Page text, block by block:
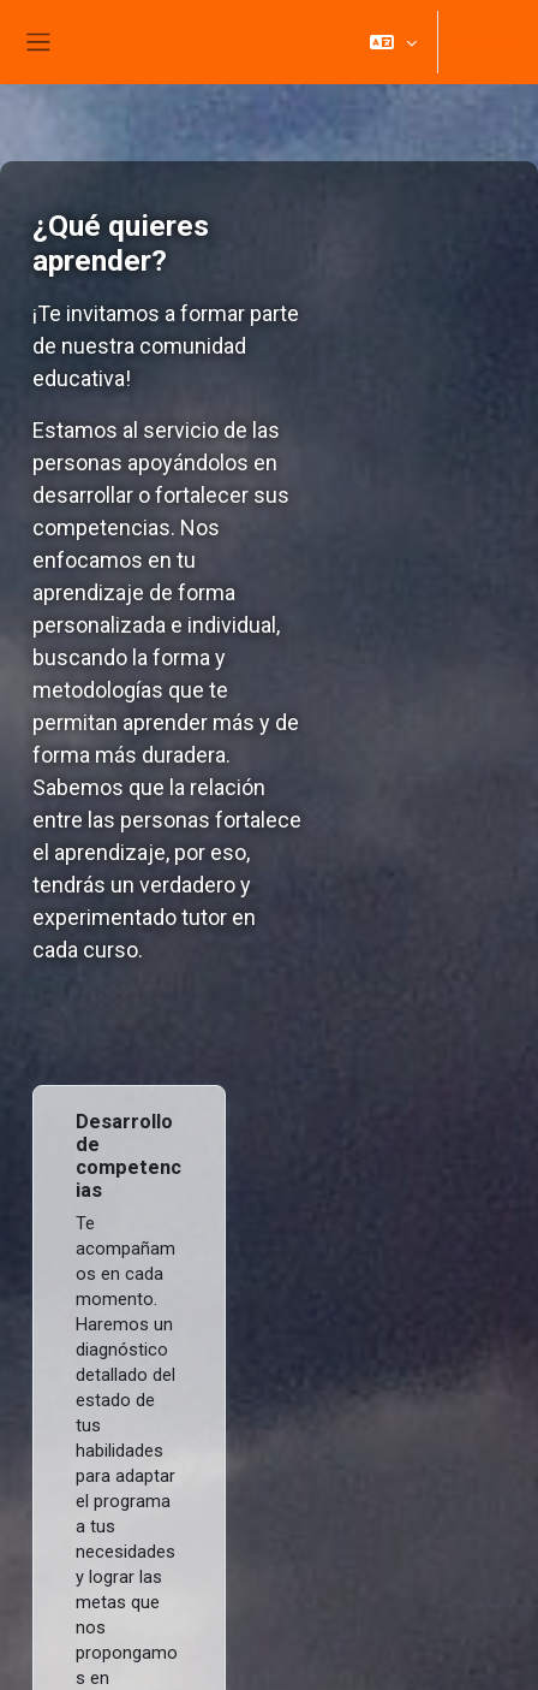
¿Qué quieres
aprender?
¡Te invitamos a formar parte
de nuestra comunidad
educativa!
Estamos al servicio de las
personas apoyándolos en
desarrollar o fortalecer sus
competencias. Nos
enfocamos en tu
aprendizaje de forma
personalizada e individual,
buscando la forma y
metodologías que te
permitan aprender más y de
forma más duradera.
Sabemos que la relación
entre las personas fortalece
el aprendizaje, por eso,
tendrás un verdadero y
experimentado tutor en
cada curso.
Desarrollo
de
competenc
ias
Te
acompañam
os en cada
momento.
Haremos un
diagnóstico
detallado del
estado de
tus
habilidades
para adaptar
el programa
a tus
necesidades
y lograr las
metas que
nos
propongamo
s en